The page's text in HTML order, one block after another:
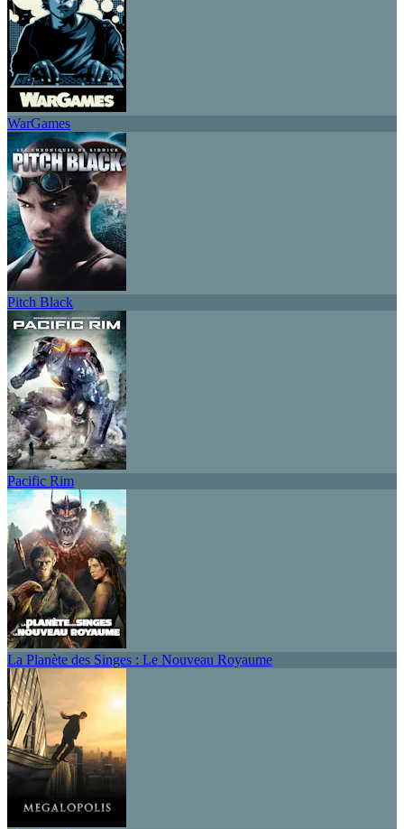
WarGames
Pitch Black
Pacific Rim
La Planète des Singes : Le Nouveau Royaume